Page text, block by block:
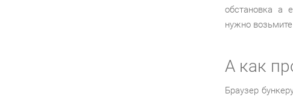
обстановка а
нужно
А как
Браузер